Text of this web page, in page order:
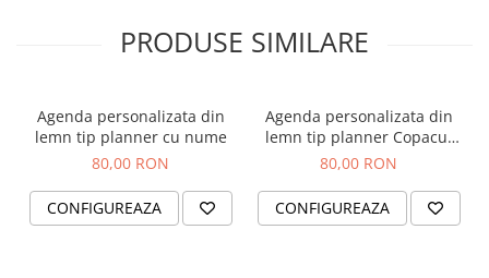
PRODUSE SIMILARE
Agenda personalizata din
lemn tip planner cu nume
80,00 RON
CONFIGUREAZA
Agenda personalizata din
lemn tip planner Copacul
vietii, 100 pagini
80,00 RON
CONFIGUREAZA